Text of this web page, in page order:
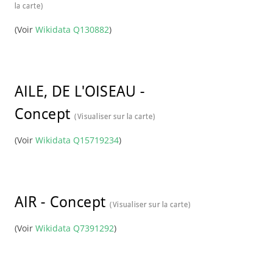
la carte)
(Voir Wikidata Q130882)
AILE, DE L'OISEAU -
Concept (Visualiser sur la carte)
(Voir Wikidata Q15719234)
AIR - Concept (Visualiser sur la carte)
(Voir Wikidata Q7391292)